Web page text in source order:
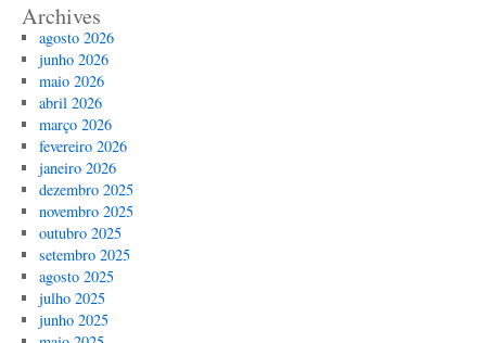
Archives
agosto 2026
junho 2026
maio 2026
abril 2026
março 2026
fevereiro 2026
janeiro 2026
dezembro 2025
novembro 2025
outubro 2025
setembro 2025
agosto 2025
julho 2025
junho 2025